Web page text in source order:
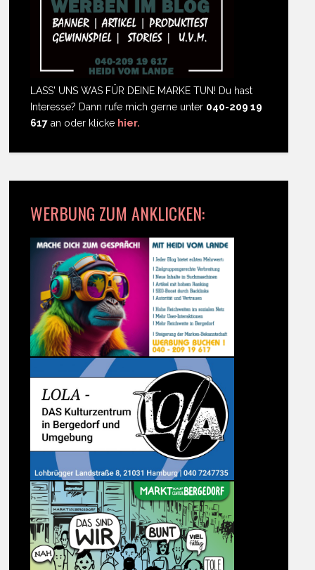
LASS' UNS WAS FÜR DEINE MARKE TUN! Du hast
Interesse? Dann rufe mich gerne unter 040-209 19
617 an oder klicke hier.
WERBUNG ZUM ANKLICKEN: